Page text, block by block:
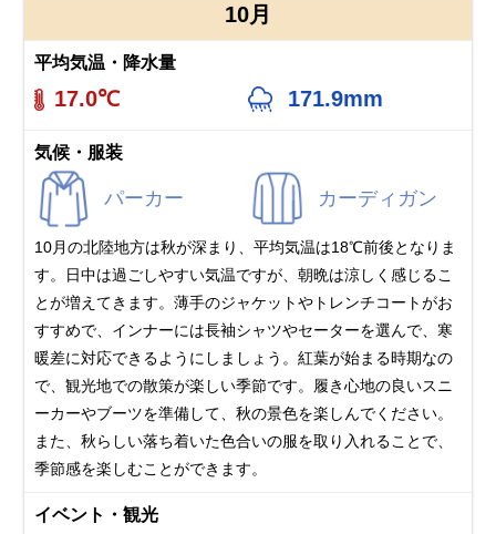
10月
平均気温・降水量
17.0℃ 171.9mm
気候・服装
パーカー カーディガン
10月の北陸地方は秋が深まり、平均気温は18℃前後となりま
す。日中は過ごしやすい気温ですが、朝晩は涼しく感じるこ
とが増えてきます。薄手のジャケットやトレンチコートがお
すすめで、インナーには長袖シャツやセーターを選んで、寒
暖差に対応できるようにしましょう。紅葉が始まる時期なの
で、観光地での散策が楽しい季節です。履き心地の良いスニ
ーカーやブーツを準備して、秋の景色を楽しんでください。
また、秋らしい落ち着いた色合いの服を取り入れることで、
季節感を楽しむことができます。
イベント・観光